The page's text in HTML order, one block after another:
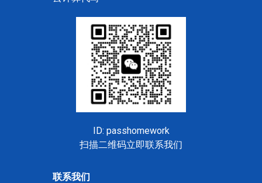
ID: passhomework
扫描二维码立即联系我们
联系我们